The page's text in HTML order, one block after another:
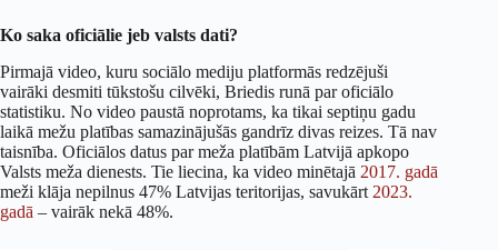
Ko saka oficiālie jeb valsts dati?
Pirmajā video, kuru sociālo mediju platformās redzējuši
vairāki desmiti tūkstošu cilvēki, Briedis runā par oficiālo
statistiku. No video paustā noprotams, ka tikai septiņu gadu
laikā mežu platības samazinājušās gandrīz divas reizes. Tā nav
taisnība. Oficiālos datus par meža platībām Latvijā apkopo
Valsts meža dienests. Tie liecina, ka video minētajā 2017. gadā
meži klāja nepilnus 47% Latvijas teritorijas, savukārt 2023.
gadā – vairāk nekā 48%.